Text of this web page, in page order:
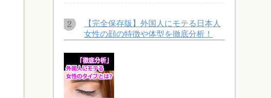
【完全保存版】外国人にモテる日本人
女性の顔の特徴や体型を徹底分析！